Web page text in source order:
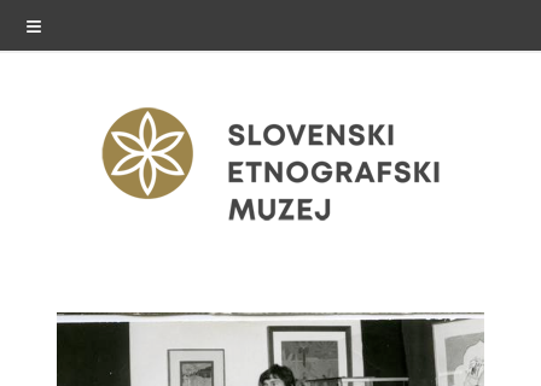
≡
razstave
Stalne razstave